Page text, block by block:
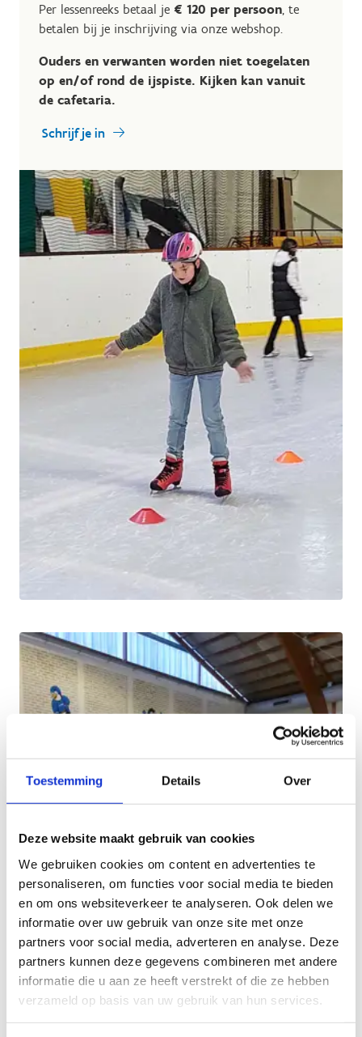
Toestemming Details Over
Deze website maakt gebruik van cookies
We gebruiken cookies om content en advertenties te
personaliseren, om functies voor social media te bieden
en om ons websiteverkeer te analyseren. Ook delen we
informatie over uw gebruik van onze site met onze
partners voor social media, adverteren en analyse. Deze
partners kunnen deze gegevens combineren met andere
informatie die u aan ze heeft verstrekt of die ze hebben
verzameld op basis van uw gebruik van hun services.
Per lessenreeks betaal je € 120 per persoon, te
betalen bij je inschrijving via onze webshop.
Ouders en verwanten worden niet toegelaten
op en/of rond de ijspiste. Kijken kan vanuit
de cafetaria.
Schrijf je in